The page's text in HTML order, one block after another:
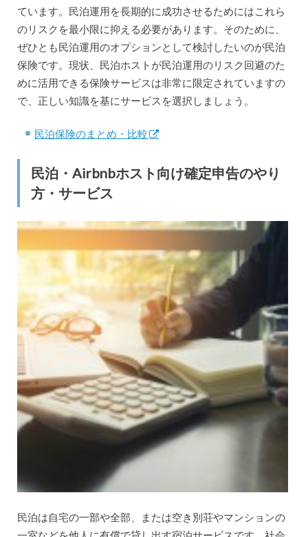
ています。民泊運用を長期的に成功させるためにはこれら
のリスクを最小限に抑える必要があります。そのために、
ぜひとも民泊運用のオプションとして検討したいのが民泊
保険です。現状、民泊ホストが民泊運用のリスク回避のた
めに活用できる保険サービスは非常に限定されていますの
で、正しい知識を基にサービスを選択しましょう。
民泊保険のまとめ・比較
民泊・Airbnbホスト向け確定申告のやり
方・サービス
民泊は自宅の一部や全部、または空き別荘やマンションの